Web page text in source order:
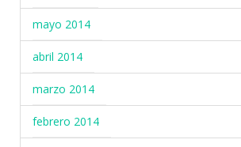
mayo 2014
abril 2014
marzo 2014
febrero 2014